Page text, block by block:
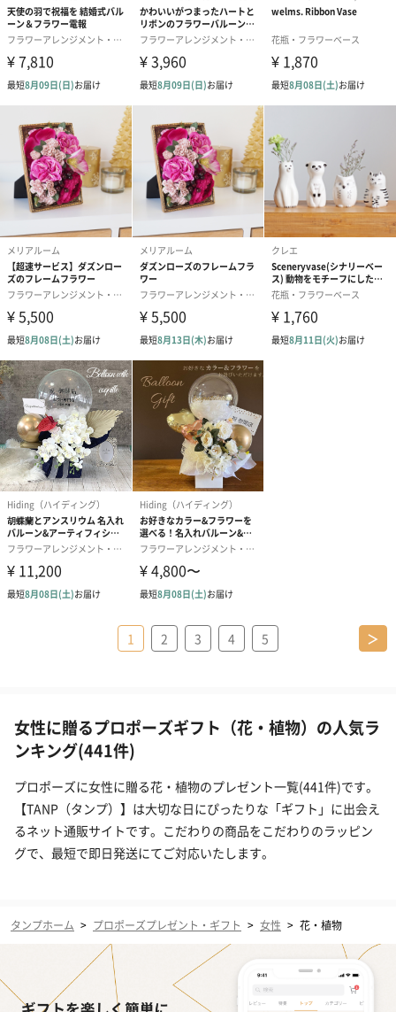
1 2 3 4 5 ＞
女性に贈るプロポーズギフト（花・植物）の人気ラ
ンキング(441件)
プロポーズに女性に贈る花・植物のプレゼント一覧(441件)です。
【TANP（タンプ）】は大切な日にぴったりな「ギフト」に出会え
るネット通販サイトです。こだわりの商品をこだわりのラッピン
グで、最短で即日発送にてご対応いたします。
タンプホーム > プロポーズプレゼント・ギフト > 女性 > 花・植物